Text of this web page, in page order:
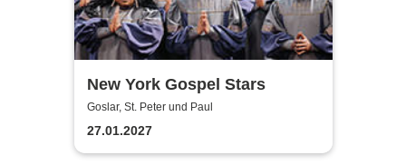
New York Gospel Stars
Goslar, St. Peter und Paul
27.01.2027